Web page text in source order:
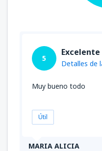
MARIA ALICIA
5
Excelente
Detalles de
Muy bueno todo
Útil